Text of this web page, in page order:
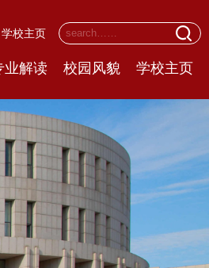
学校主页
业解读 校园风貌 学校主页